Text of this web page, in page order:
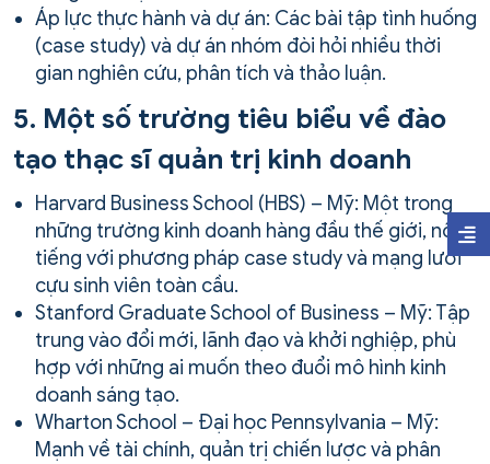
Áp lực thực hành và dự án: Các bài tập tình huống
(case study) và dự án nhóm đòi hỏi nhiều thời
gian nghiên cứu, phân tích và thảo luận.
5. Một số trường tiêu biểu về đào
tạo thạc sĩ quản trị kinh doanh
Harvard Business School (HBS) – Mỹ: Một trong
những trường kinh doanh hàng đầu thế giới, nổi
tiếng với phương pháp case study và mạng lưới
cựu sinh viên toàn cầu.
Stanford Graduate School of Business – Mỹ: Tập
trung vào đổi mới, lãnh đạo và khởi nghiệp, phù
hợp với những ai muốn theo đuổi mô hình kinh
doanh sáng tạo.
Wharton School – Đại học Pennsylvania – Mỹ:
Mạnh về tài chính, quản trị chiến lược và phân